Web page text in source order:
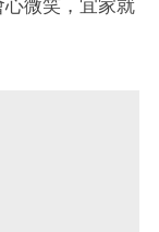
微笑，宜家就